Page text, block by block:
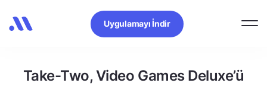
Uygulamayı İndir
Take-Two, Video Games Deluxe’ü